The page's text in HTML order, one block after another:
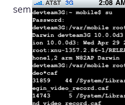
sembra, sono pronti ad